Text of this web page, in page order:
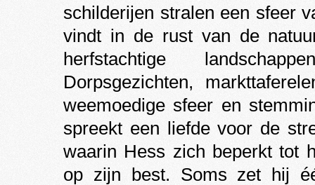
schilderijen stralen een sfeer
vindt in de rust van de
herfstachtige
Dorpsgezichten,
weemoedige sfeer en
spreekt een liefde voor de
waarin Hess zich beperkt tot
op zijn best. Soms zet hij